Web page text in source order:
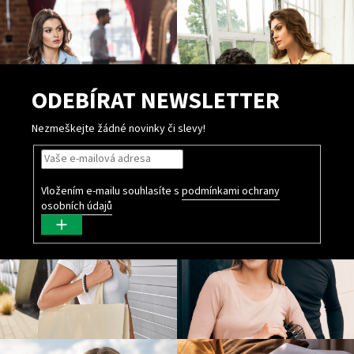
ODEBÍRAT NEWSLETTER
Nezmeškejte žádné novinky či slevy!
Vložením e-mailu souhlasíte s podmínkami ochrany
osobních údajů
PŘIHLÁSIT
SE